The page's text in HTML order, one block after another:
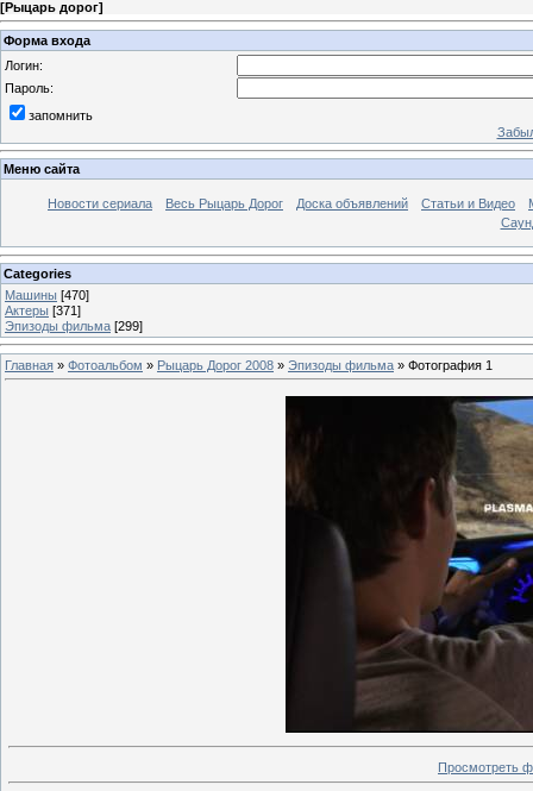
[Рыцарь дорог]
Форма входа
Логин:
Пароль:
запомнить
Меню сайта
Новости сериала Весь Рыцарь Дорог Доска объявлений Статьи и Видео
Categories
Машины [470]
Актеры [371]
Эпизоды фильма [299]
Главная » Фотоальбом » Рыцарь Дорог 2008 » Эпизоды фильма » Фотография 1
Просмотреть